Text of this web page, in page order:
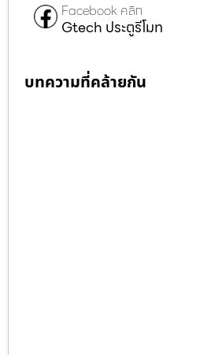
Facebook คลิก
Gtech ประตูรีโมท
บทความที่คล้ายกัน